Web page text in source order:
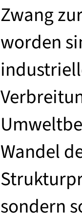
Zwang
worden
Wandel
sondern